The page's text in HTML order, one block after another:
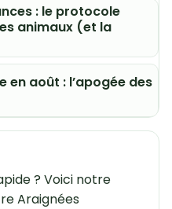
: le protocole
animaux (et la
en août : l’apogée des
? Voici notre
Araignées